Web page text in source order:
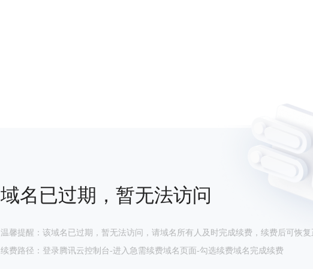
域名已过期，暂无法访问
温馨提醒：该域名已过期，暂无法访问，请域名所有人及时完成续费，续费后可恢复
续费路径：登录腾讯云控制台-进入急需续费域名页面-勾选续费域名完成续费